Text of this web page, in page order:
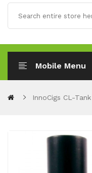
Mobile Menu
InnoCigs CL-